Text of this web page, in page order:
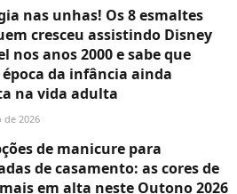
nas unhas! Os 8 esmaltes
cresceu assistindo Disney
nos anos 2000 e sabe que
da infância ainda
na vida adulta
de 2026
de manicure para
de casamento: as cores de
em alta neste Outono 2026